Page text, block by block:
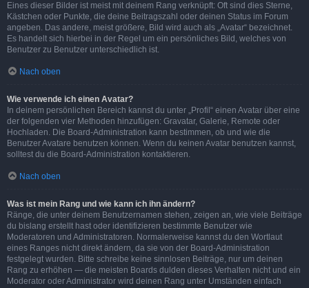
Eines dieser Bilder ist meist mit deinem Rang verknüpft: Oft sind dies Sterne,
Kästchen oder Punkte, die deine Beitragszahl oder deinen Status im Forum
angeben. Das andere, meist größere, Bild wird auch als „Avatar“ bezeichnet.
Es handelt sich hierbei in der Regel um ein persönliches Bild, welches von
Benutzer zu Benutzer unterschiedlich ist.
Nach oben
Wie verwende ich einen Avatar?
In deinem persönlichen Bereich kannst du unter „Profil“ einen Avatar über eine
der folgenden vier Methoden hinzufügen: Gravatar, Galerie, Remote oder
Hochladen. Die Board-Administration kann bestimmen, ob und wie die
Benutzer Avatare benutzen können. Wenn du keinen Avatar benutzen kannst,
solltest du die Board-Administration kontaktieren.
Nach oben
Was ist mein Rang und wie kann ich ihn ändern?
Ränge, die unter deinem Benutzernamen stehen, zeigen an, wie viele Beiträge
du bislang erstellt hast oder identifizieren bestimmte Benutzer wie
Moderatoren und Administratoren. Normalerweise kannst du den Wortlaut
eines Ranges nicht direkt ändern, da sie von der Board-Administration
festgelegt wurden. Bitte schreibe keine sinnlosen Beiträge, nur um deinen
Rang zu erhöhen — die meisten Boards dulden dieses Verhalten nicht und ein
Moderator oder Administrator wird deinen Rang unter Umständen einfach